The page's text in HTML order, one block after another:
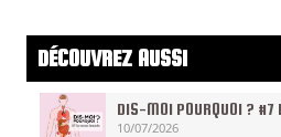
DÉCOUVREZ AUSSI
DIS-MOI POURQUOI ? #7
10/07/2026